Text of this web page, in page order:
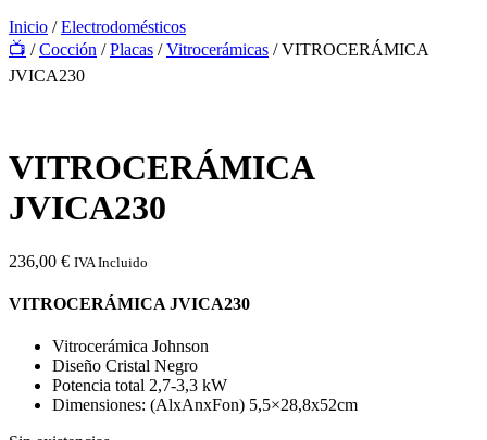
Inicio /Electrodomésticos
📺 /Cocción /Placas /Vitrocerámicas / VITROCERÁMICA
JVICA230
VITROCERÁMICA
JVICA230
236,00 € IVA Incluido
VITROCERÁMICA JVICA230
Vitrocerámica Johnson
Diseño Cristal Negro
Potencia total 2,7-3,3 kW
Dimensiones: (AlxAnxFon) 5,5×28,8x52cm